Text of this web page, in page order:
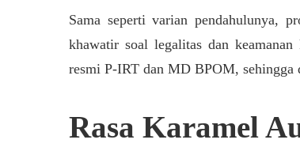
Sama seperti varian pendahulunya,
khawatir soal legalitas dan
resmi P-IRT dan MD BPOM, sehingga
Rasa Karamel